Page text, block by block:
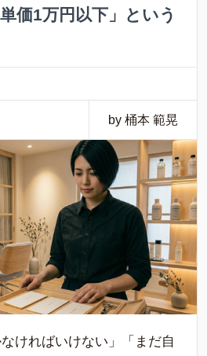
価1万円以下」という
by 桶本 範晃
なければいけない」「まだ自